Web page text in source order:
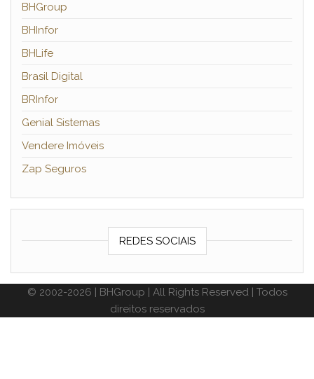
BHGroup
BHInfor
BHLife
Brasil Digital
BRInfor
Genial Sistemas
Vendere Imóveis
Zap Seguros
REDES SOCIAIS
© 2002-2026 | BHGroup | All Rights Reserved | Todos
direitos reservados